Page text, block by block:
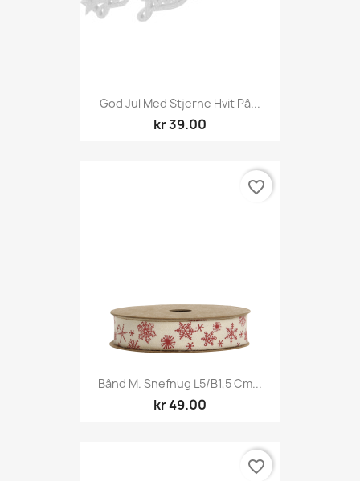
God Jul Med Stjerne Hvit På...
kr 39.00
Bånd M. Snefnug L5/B1,5 Cm...
kr 49.00
favorite_border
favorite_border